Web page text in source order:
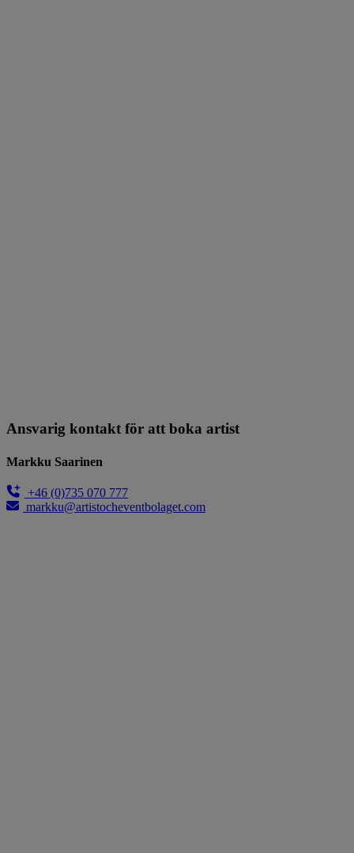
Ansvarig kontakt för att boka artist
Markku Saarinen
+46 (0)735 070 777
markku@artistocheventbolaget.com